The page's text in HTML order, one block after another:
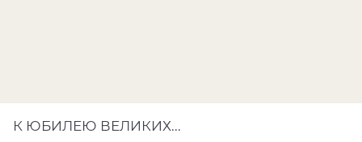
К ЮБИЛЕЮ ВЕЛИКИХ...